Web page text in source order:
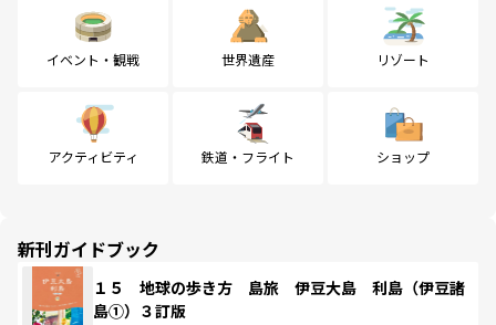
イベント・観戦 世界遺産 リゾート
アクティビティ 鉄道・フライト ショップ
新刊ガイドブック
１５ 地球の歩き方 島旅 伊豆大島 利島（伊豆諸
島①）３訂版